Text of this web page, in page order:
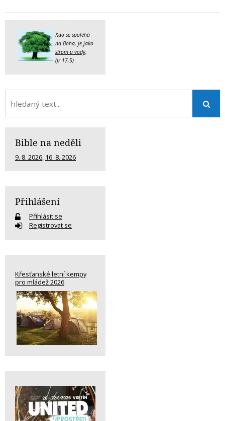
Kdo se spoléhá
na Boha, je jako
strom u vody.
(Jr 17,5)
Bible na neděli
9. 8. 2026, 16. 8. 2026
Přihlášení
Přihlásit se
Registrovat se
Křesťanské letní kempy
pro mládež 2026